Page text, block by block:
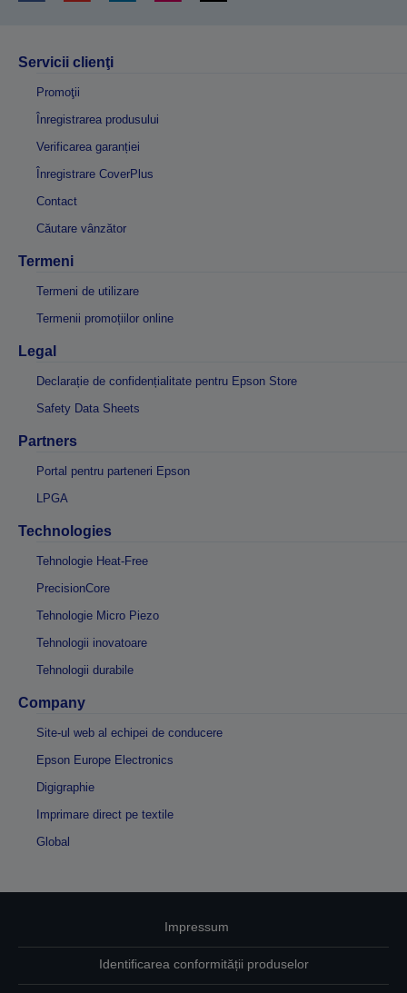
Servicii clienţi
Promoţii
Înregistrarea produsului
Verificarea garanției
Înregistrare CoverPlus
Contact
Căutare vânzător
Termeni
Termeni de utilizare
Termenii promoțiilor online
Legal
Declarație de confidențialitate pentru Epson Store
Safety Data Sheets
Partners
Portal pentru parteneri Epson
LPGA
Technologies
Tehnologie Heat-Free
PrecisionCore
Tehnologie Micro Piezo
Tehnologii inovatoare
Tehnologii durabile
Company
Site-ul web al echipei de conducere
Epson Europe Electronics
Digigraphie
Imprimare direct pe textile
Global
Impressum
Identificarea conformității produselor